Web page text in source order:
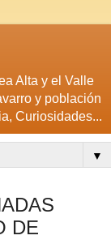
Alta y el Valle
y población
Curiosidades...
▼
DE